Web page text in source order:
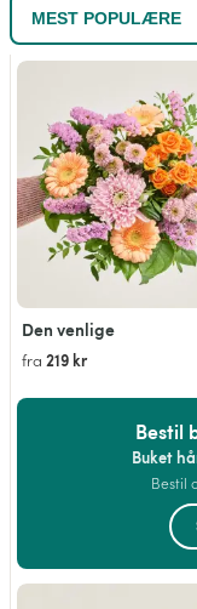
Den venlige
fra 219 kr
Bestil
Buket
Bestil